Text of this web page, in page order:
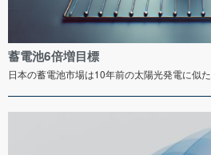
蓄電池6倍増目標
日本の蓄電池市場は10年前の太陽光発電に似た